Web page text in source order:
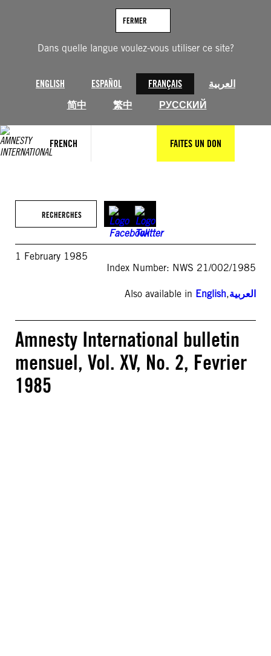
Dans quelle langue voulez-vous utiliser ce site?
ENGLISH ESPAÑOL FRANÇAIS
العربية
简中
繁中 РУССКИЙ
FERMER
FRENCH FAITES UN DON
RECHERCHES
1 February 1985
Index Number: NWS 21/002/1985
Also available in English,العربية
Amnesty International bulletin
mensuel, Vol. XV, No. 2, Fevrier
1985